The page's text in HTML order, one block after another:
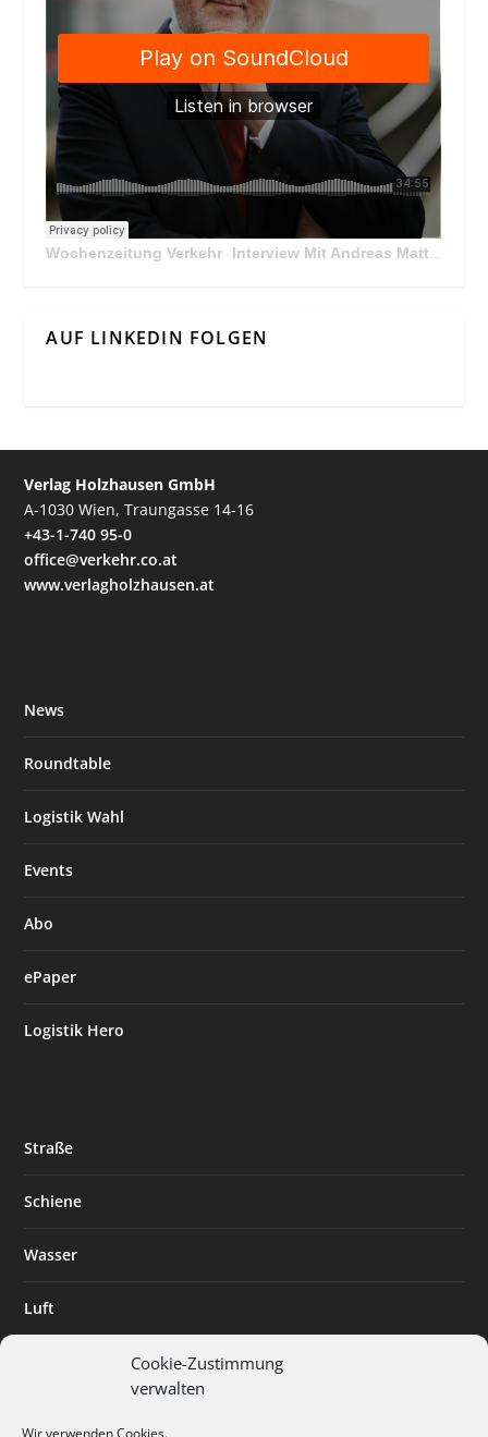
Cookie-Zustimmung
verwalten
Wochenzeitung Verkehr · Interview Mit Andreas Matthä, CEO der ÖBB Holding
AUF LINKEDIN FOLGEN
Verlag Holzhausen GmbH
A-1030 Wien, Traungasse 14-16
+43-1-740 95-0
office@verkehr.co.at
www.verlagholzhausen.at
News
Roundtable
Logistik Wahl
Events
Abo
ePaper
Logistik Hero
Straße
Schiene
Wasser
Luft